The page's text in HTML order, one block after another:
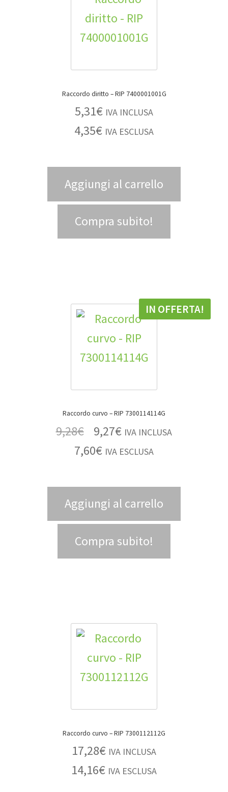
Raccordo diritto – RIP 7400001001G
5,31€ IVA INCLUSA
4,35€ IVA ESCLUSA
Aggiungi al carrello
Compra subito!
Raccordo curvo – RIP 7300114114G
IN OFFERTA!
9,28€ 9,27€ IVA INCLUSA
7,60€ IVA ESCLUSA
Aggiungi al carrello
Compra subito!
Raccordo curvo – RIP 7300112112G
17,28€ IVA INCLUSA
14,16€ IVA ESCLUSA